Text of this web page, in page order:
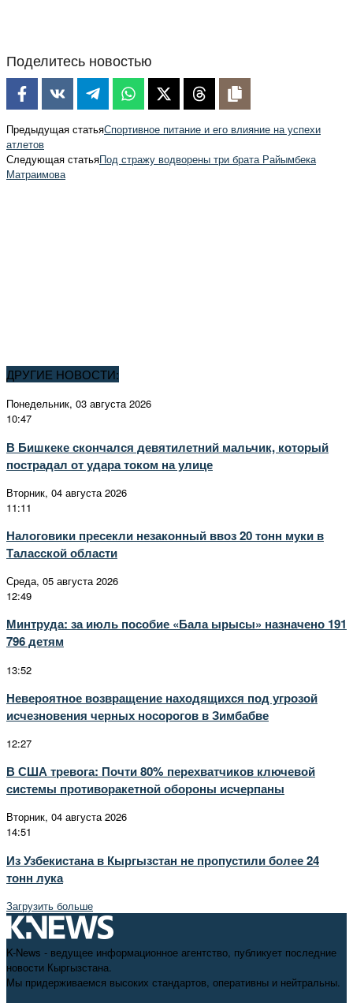
Поделитесь новостью
Предыдущая статьяСпортивное питание и его влияние на успехи
атлетов
Следующая статьяПод стражу водворены три брата Райымбека
Матраимова
ДРУГИЕ НОВОСТИ:
Понедельник, 03 августа 2026
10:47
В Бишкеке скончался девятилетний мальчик, который
пострадал от удара током на улице
Вторник, 04 августа 2026
11:11
Налоговики пресекли незаконный ввоз 20 тонн муки в
Таласской области
Среда, 05 августа 2026
12:49
Минтруда: за июль пособие «Бала ырысы» назначено 191
796 детям
13:52
Невероятное возвращение находящихся под угрозой
исчезновения черных носорогов в Зимбабве
12:27
В США тревога: Почти 80% перехватчиков ключевой
системы противоракетной обороны исчерпаны
Вторник, 04 августа 2026
14:51
Из Узбекистана в Кыргызстан не пропустили более 24
тонн лука
Загрузить больше
K-News - ведущее информационное агентство, публикует последние
новости Кыргызстана.
Мы придерживаемся высоких стандартов, оперативны и нейтральны.